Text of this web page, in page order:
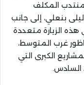
المكلف
بنعلي، إلى جانب
هذه الزيارة متعددة
غرب المتوسط،
الكبرى التي
السادس.